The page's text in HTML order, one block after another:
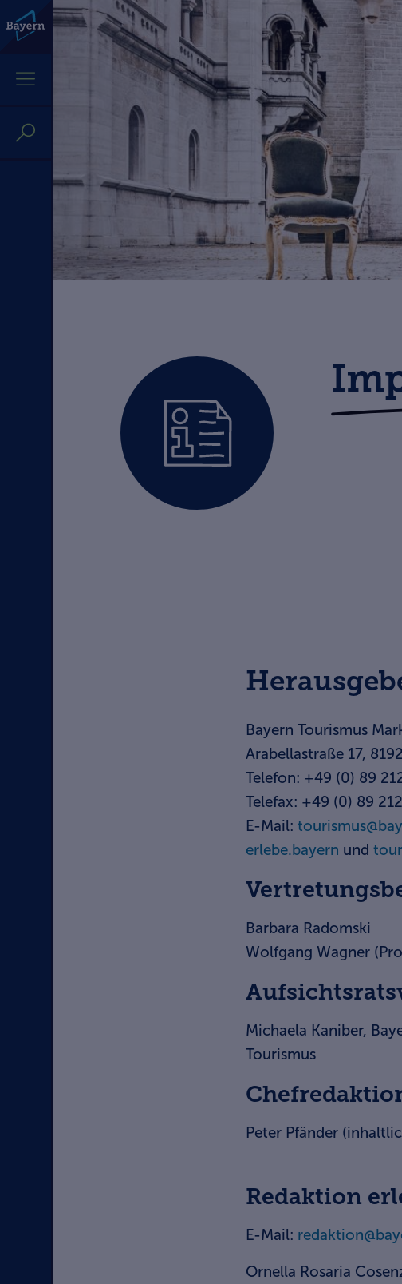
Bayern Tourismus
Arabellastraße 17,
Telefon: +49 (0) 89
Telefax: +49 (0) 89
E-Mail:
erlebe.bayern und
Barbara Radomski
Wolfgang Wagner
Michaela Kaniber,
Tourismus
Peter Pfänder
Redaktion
E-Mail:
Ornella Rosaria